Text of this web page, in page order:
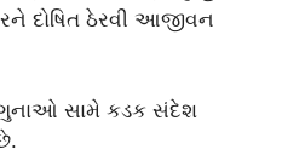
દોષિત ઠેરવી આજીવન
ગુનાઓ સામે કડક સંદેશ